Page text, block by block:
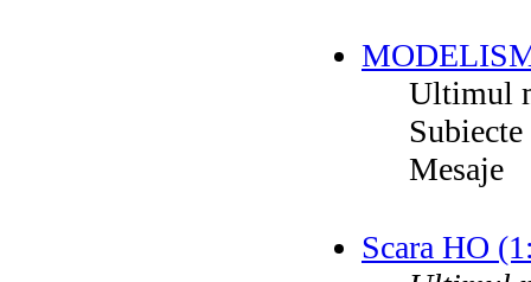
Ultimul
Subiecte
Mesaje
Scara HO